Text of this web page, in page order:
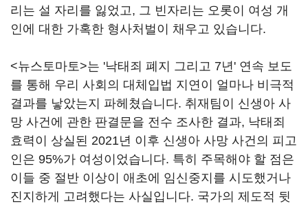
리는 설 자리를 잃었고, 그 빈자리는 오롯이 여성 개
인에 대한 가혹한 형사처벌이 채우고 있습니다.
<뉴스토마토>는 '낙태죄 폐지 그리고 7년' 연속 보도
를 통해 우리 사회의 대체입법 지연이 얼마나 비극적
결과를 낳았는지 파헤쳤습니다. 취재팀이 신생아 사
망 사건에 관한 판결문을 전수 조사한 결과, 낙태죄
효력이 상실된 2021년 이후 신생아 사망 사건의 피고
인은 95%가 여성이었습니다. 특히 주목해야 할 점은
이들 중 절반 이상이 애초에 임신중지를 시도했거나
진지하게 고려했다는 사실입니다. 국가의 제도적 뒷